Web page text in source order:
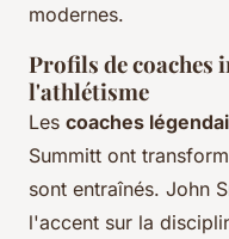
modernes.
Profils de coaches
l'athlétisme
Les coaches
Summitt ont
sont entraînés. John
l'accent sur la